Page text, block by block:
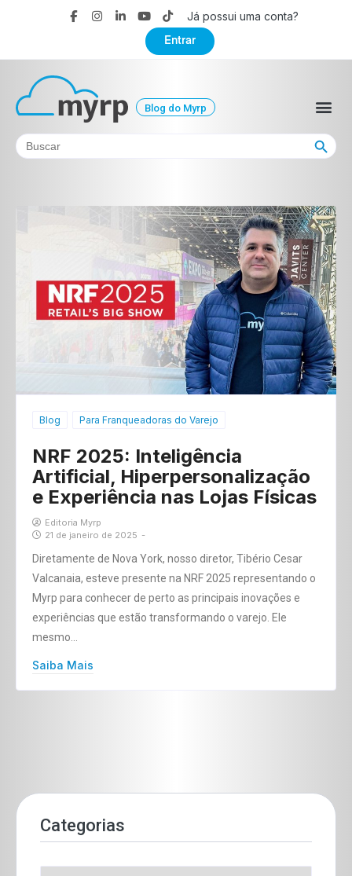
Já possui uma conta?
Entrar
Blog do Myrp
Search
for:
Search Button
Blog Para Franqueadoras do Varejo
NRF 2025: Inteligência
Artificial, Hiperpersonalização
e Experiência nas Lojas Físicas
Editoria Myrp
21 de janeiro de 2025 -
Diretamente de Nova York, nosso diretor, Tibério Cesar
Valcanaia, esteve presente na NRF 2025 representando o
Myrp para conhecer de perto as principais inovações e
experiências que estão transformando o varejo. Ele
mesmo…
Saiba Mais
Categorias